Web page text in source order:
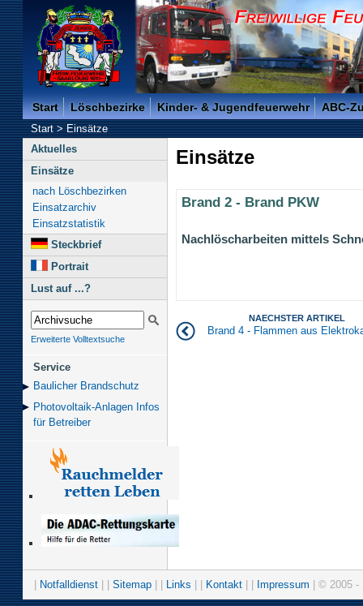
Freiwillige Feuerwehr der Kreisstadt Saarlouis -
Start Löschbezirke Kinder- & Jugendfeuerwehr ABC-
Start>Einsätze
Aktuelles
Einsätze
nach Löschbezirken
Einsatzarchiv
Einsatzstatistik
Steckbrief
Portrait
Lust auf ...?
Erweiterte Volltextsuche
Service
Baulicher Brand­schutz
Photovoltaik-Anlagen Infos
für Betreiber
Einsätze
Brand 2 - Brand PKW
Nachlöscharbeiten mittels
NAECHSTER ARTIKEL
Brand 4 - Flammen aus
Notfalldienst Sitemap Links Kontakt Impressum | © 2005 -